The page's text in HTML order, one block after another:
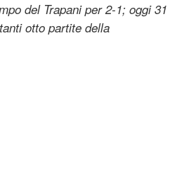
del Trapani per 2-1; oggi 31
otto partite della